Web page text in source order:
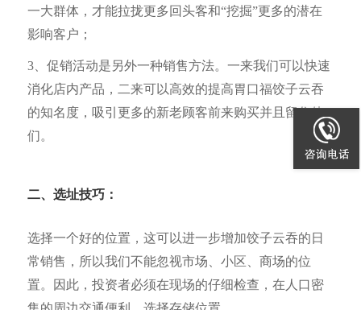
一大群体，才能拉拢更多回头客和“挖掘”更多的潜在
影响客户；
3、促销活动是另外一种销售方法。一来我们可以快速
消化店内产品，二来可以高效的提高胃口福饺子云吞
的知名度，吸引更多的新老顾客前来购买并且留住他
们。
二、选址技巧：
选择一个好的位置，这可以进一步增加饺子云吞的日
常销售，所以我们不能忽视市场、小区、商场的位
置。因此，投资者必须在现场的仔细检查，在人口密